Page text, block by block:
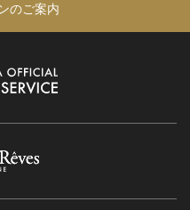
のご案内